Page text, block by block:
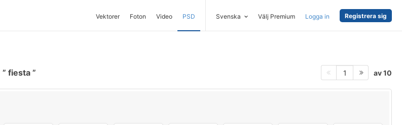
Vektorer Foton Video PSD Svenska Välj Premium Logga in Registrera sig
fiesta 1 av 10